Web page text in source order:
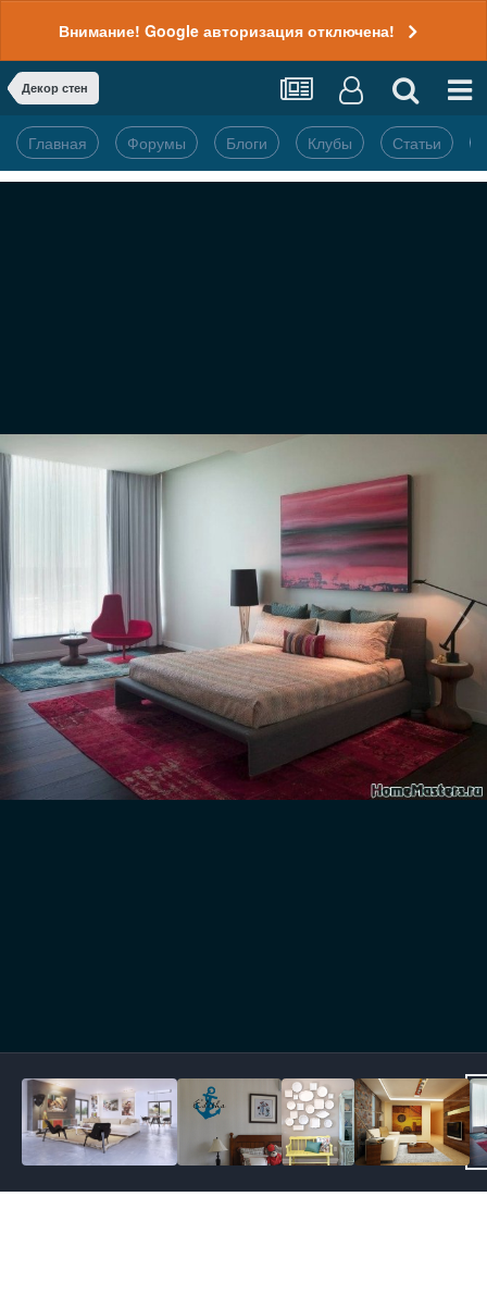
Внимание! Google авторизация отключена!
Декор стен
Главная Форумы Блоги Клубы Статьи